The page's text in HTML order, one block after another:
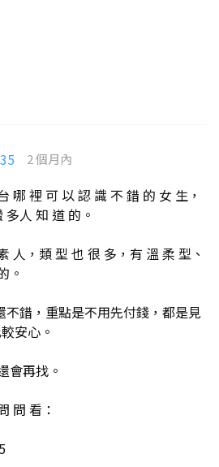
2 個月內
哪 裡 可 以 認 識 不 錯 的 女 生，
人 知 道 的。
人，類 型 也 很 多，有 溫 柔 型、
。
不錯，重點是不用先付錢，都是見
安心。
會再找。
問 看：